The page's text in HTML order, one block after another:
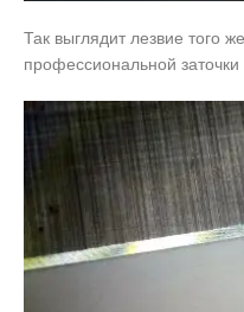
Так выглядит лезвие того
профессиональной заточки